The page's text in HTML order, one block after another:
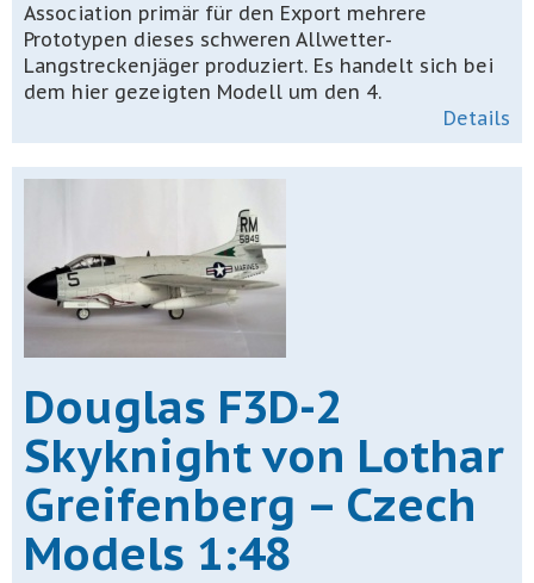
Association primär für den Export mehrere
Prototypen dieses schweren Allwetter-
Langstreckenjäger produziert. Es handelt sich bei
dem hier gezeigten Modell um den 4.
Details
Douglas F3D-2
Skyknight von Lothar
Greifenberg – Czech
Models 1:48